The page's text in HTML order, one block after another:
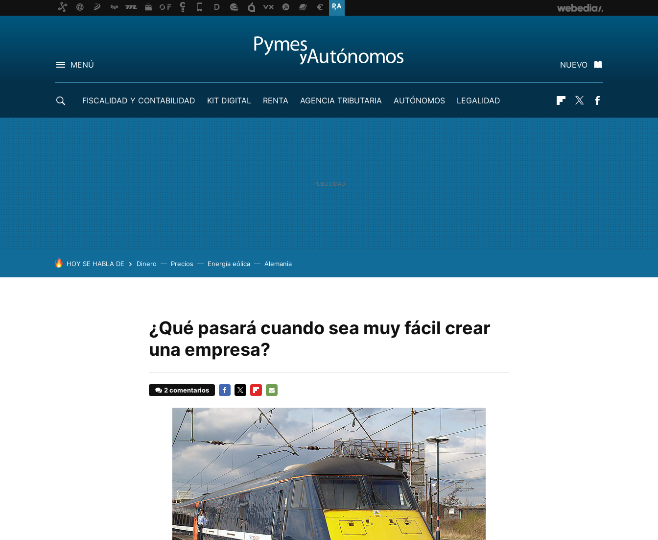
MENÚ NUEVO
FISCALIDAD Y CONTABILIDAD KIT DIGITAL RENTA AGENCIA TRIBUTARIA AUTÓNOMOS
LEGALIDAD
Flipboard
Twitter
HOY SE HABLA DE Dinero Precios Energía eólica Alemania
¿Qué pasará cuando sea muy fácil crear
una empresa?
2 comentarios
MAIL